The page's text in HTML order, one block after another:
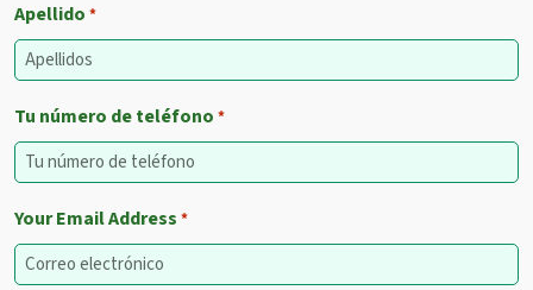
Apellido *
Tu número de teléfono *
Your Email Address *